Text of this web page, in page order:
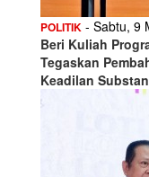
POLITIK - Sabtu, 9
Beri Kuliah
Tegaskan
Keadilan